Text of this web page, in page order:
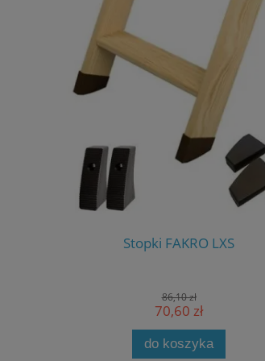
Stopki FAKRO LXS
86,10 zł
70,60 zł
do koszyka